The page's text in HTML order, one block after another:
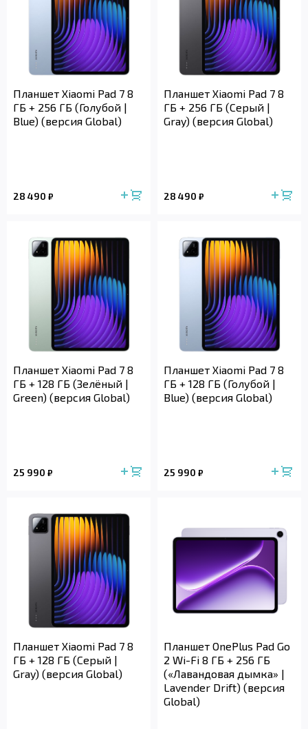
Планшет Xiaomi Pad 7 8
ГБ + 256 ГБ (Голубой |
Blue) (версия Global)
28 490 ₽
Планшет Xiaomi Pad 7 8
ГБ + 256 ГБ (Серый |
Gray) (версия Global)
28 490 ₽
Планшет Xiaomi Pad 7 8
ГБ + 128 ГБ (Зелёный |
Green) (версия Global)
25 990 ₽
Планшет Xiaomi Pad 7 8
ГБ + 128 ГБ (Голубой |
Blue) (версия Global)
25 990 ₽
Планшет Xiaomi Pad 7 8
ГБ + 128 ГБ (Серый |
Gray) (версия Global)
Планшет OnePlus Pad Go
2 Wi-Fi 8 ГБ + 256 ГБ
(«Лавандовая дымка» |
Lavender Drift) (версия
Global)